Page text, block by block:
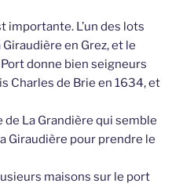
importante. L’un des lots
en Grez, et le
donne bien seigneurs
Charles de Brie en 1634, et
de La Grandière qui semble
Giraudière pour prendre le
maisons sur le port